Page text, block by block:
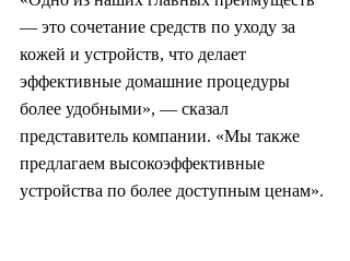
— это сочетание средств по уходу за
кожей и устройств, что делает
эффективные домашние процедуры
более удобными», — сказал
представитель компании. «Мы также
предлагаем высокоэффективные
устройства по более доступным ценам».